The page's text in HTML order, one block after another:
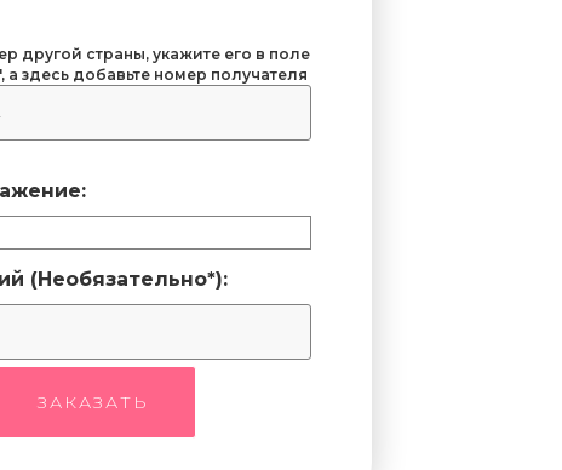
другой страны, укажите его в поле
здесь добавьте номер получателя
(Необязательно*):